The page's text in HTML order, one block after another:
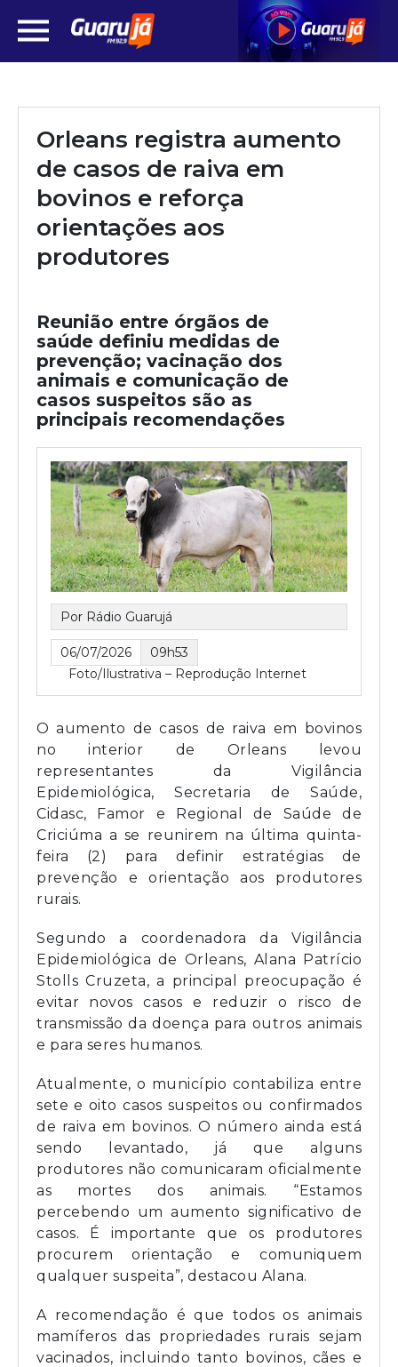
Orleans registra aumento
de casos de raiva em
bovinos e reforça
orientações aos
produtores
Reunião entre órgãos de
saúde definiu medidas de
prevenção; vacinação dos
animais e comunicação de
casos suspeitos são as
principais recomendações
Por Rádio Guarujá
06/07/2026
09h53
Foto/Ilustrativa – Reprodução Internet
O aumento de casos de raiva em bovinos
no interior de Orleans levou
representantes da Vigilância
Epidemiológica, Secretaria de Saúde,
Cidasc, Famor e Regional de Saúde de
Criciúma a se reunirem na última quinta-
feira (2) para definir estratégias de
prevenção e orientação aos produtores
rurais.
Segundo a coordenadora da Vigilância
Epidemiológica de Orleans, Alana Patrício
Stolls Cruzeta, a principal preocupação é
evitar novos casos e reduzir o risco de
transmissão da doença para outros animais
e para seres humanos.
Atualmente, o município contabiliza entre
sete e oito casos suspeitos ou confirmados
de raiva em bovinos. O número ainda está
sendo levantado, já que alguns
produtores não comunicaram oficialmente
as mortes dos animais. “Estamos
percebendo um aumento significativo de
casos. É importante que os produtores
procurem orientação e comuniquem
qualquer suspeita”, destacou Alana.
A recomendação é que todos os animais
mamíferos das propriedades rurais sejam
vacinados, incluindo tanto bovinos, cães e